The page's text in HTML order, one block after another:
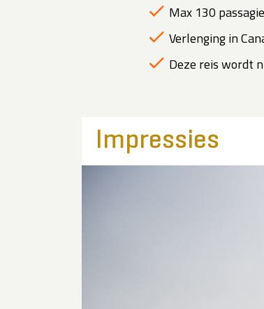
Max 130
Verlenging in
Deze reis wordt
Impressies